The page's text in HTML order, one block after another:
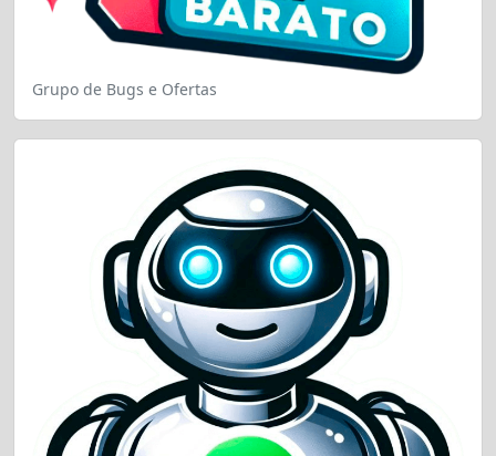
Grupo de Bugs e Ofertas